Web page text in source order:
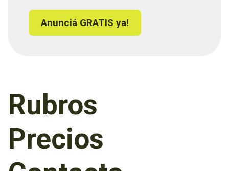
Anunciá GRATIS ya!
Rubros
Precios